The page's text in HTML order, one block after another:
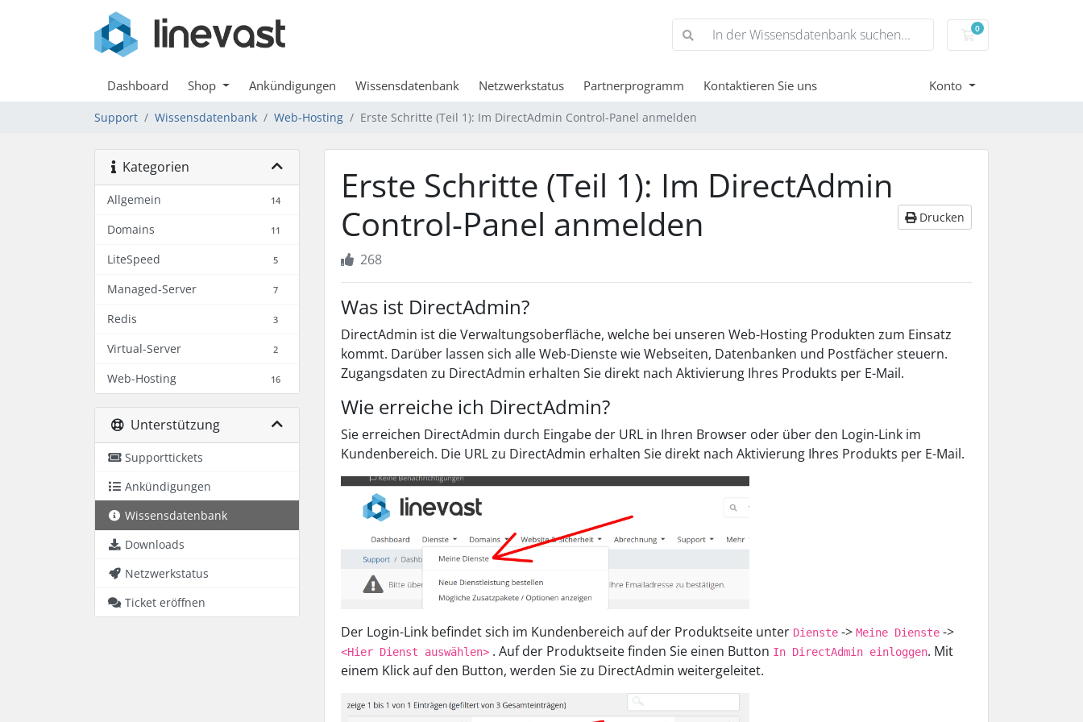
0
Mein Warenkorb
Dashboard Shop Ankündigungen Wissensdatenbank Netzwerkstatus Partnerprogramm Kontaktieren Sie uns Konto
Support Wissensdatenbank Web-Hosting Erste Schritte (Teil 1): Im DirectAdmin Control-Panel anmelden
Kategorien
Allgemein 14
Domains 11
LiteSpeed 5
Managed-Server 7
Redis 3
Virtual-Server 2
Web-Hosting 16
Unterstützung
Supporttickets
Ankündigungen
Wissensdatenbank
Downloads
Netzwerkstatus
Ticket eröffnen
Erste Schritte (Teil 1): Im DirectAdmin
Control-Panel anmelden
Drucken
268
Was ist DirectAdmin?
DirectAdmin ist die Verwaltungsoberfläche, welche bei unseren Web-Hosting Produkten zum Einsatz
kommt. Darüber lassen sich alle Web-Dienste wie Webseiten, Datenbanken und Postfächer steuern.
Zugangsdaten zu DirectAdmin erhalten Sie direkt nach Aktivierung Ihres Produkts per E-Mail.
Wie erreiche ich DirectAdmin?
Sie erreichen DirectAdmin durch Eingabe der URL in Ihren Browser oder über den Login-Link im
Kundenbereich. Die URL zu DirectAdmin erhalten Sie direkt nach Aktivierung Ihres Produkts per E-Mail.
Der Login-Link befindet sich im Kundenbereich auf der Produktseite unter Dienste -> Meine Dienste ->
<Hier Dienst auswählen> . Auf der Produktseite finden Sie einen Button In DirectAdmin einloggen. Mit
einem Klick auf den Button, werden Sie zu DirectAdmin weitergeleitet.